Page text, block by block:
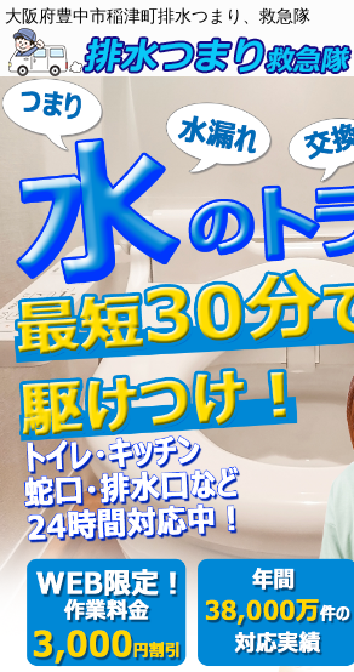
大阪府豊中市稲津町排水つまり、救急隊